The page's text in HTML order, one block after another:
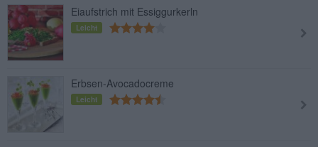
Eiaufstrich mit Essiggurkerln
Leicht
Erbsen-Avocadocreme
Leicht